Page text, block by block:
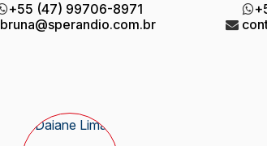
+55 (47) 99706-8971
bruna@sperandio.com.br